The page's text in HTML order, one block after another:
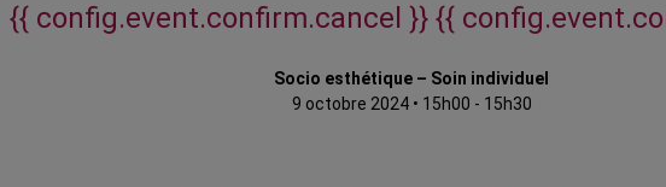
{{ config.event.confirm.cancel }} {{
Socio esthétique – Soin individuel
9 octobre 2024• 15h00 - 15h30